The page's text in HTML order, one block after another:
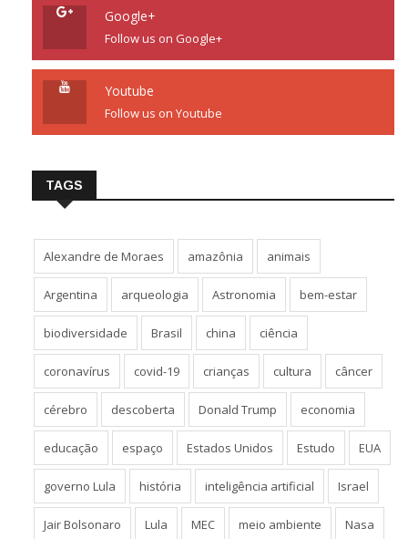
Google+
Follow us on Google+
Youtube
Follow us on Youtube
TAGS
Alexandre de Moraes amazônia animais
Argentina arqueologia Astronomia bem-estar
biodiversidade Brasil china ciência
coronavírus covid-19 crianças cultura câncer
cérebro descoberta Donald Trump economia
educação espaço Estados Unidos Estudo EUA
governo Lula história inteligência artificial Israel
Jair Bolsonaro Lula MEC meio ambiente Nasa